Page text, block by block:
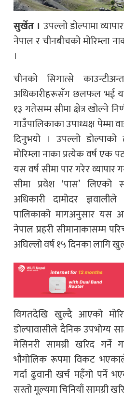
सुर्खेत । उपल्लो डोल्पामा
नेपाल र चीनबीचको मोरिम्ला
।
चीनको सिगात्से
अधिकारीहरूसँग छलफल भई
१३ गतेसम्म सीमा क्षेत्र खोल्ने
गाउँपालिकाका उपाध्यक्ष
दिनुभयो । उपल्लो डोल्पाको
मोरिम्ला नाका प्रत्येक वर्ष
यस वर्ष सीमा पार गरेर
सीमा प्रवेश ‘पास’ लिएको
अधिकारी दामोदर
पालिकाको मागअनुसार यस
नेपाल प्रहरी सीमानाकासम्म
अघिल्लो वर्ष १५ दिनका लागि
विगतदेखि खुल्दै आएको
डोल्पावासीले दैनिक उपभोग्य
मेसिनरी सामग्री खरिद गर्ने
भौगोलिक रूपमा विकट
गर्दा ढुवानी खर्च महँगो पर्ने
सस्तो मूल्यमा चिनियाँ सामग्री